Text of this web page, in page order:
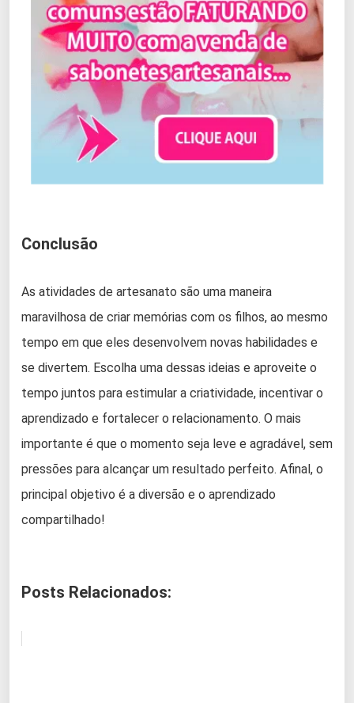
Conclusão
As atividades de artesanato são uma maneira
maravilhosa de criar memórias com os filhos, ao mesmo
tempo em que eles desenvolvem novas habilidades e
se divertem. Escolha uma dessas ideias e aproveite o
tempo juntos para estimular a criatividade, incentivar o
aprendizado e fortalecer o relacionamento. O mais
importante é que o momento seja leve e agradável, sem
pressões para alcançar um resultado perfeito. Afinal, o
principal objetivo é a diversão e o aprendizado
compartilhado!
Posts Relacionados: